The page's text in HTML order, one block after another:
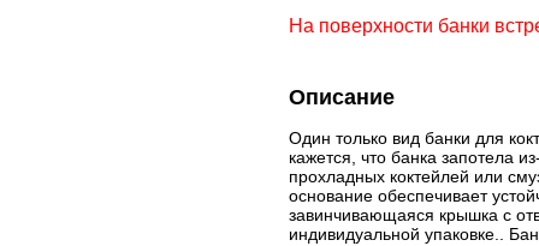
На поверхности банки
Описание
Один только вид банки для
кажется, что банка запотела
прохладных коктейлей или
основание обеспечивает
завинчивающаяся крышка с
индивидуальной упаковке..